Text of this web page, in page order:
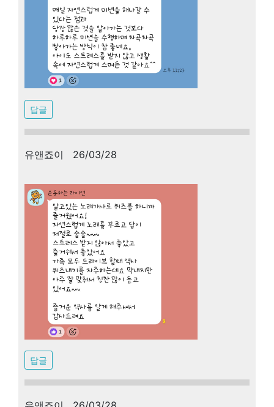
답글
유앤죠이 26/03/28
답글